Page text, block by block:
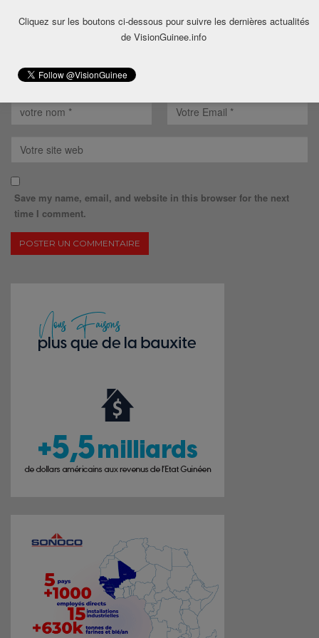
Save my name, email, and website in this browser for the next
time I comment.
Cliquez sur les boutons ci-dessous pour suivre les dernières actualités
de VisionGuinee.info